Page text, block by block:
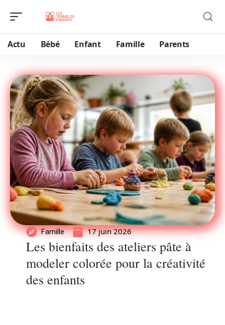
Actu Bébé Enfant Famille Parents
Famille 17 juin 2026
Les bienfaits des ateliers pâte à
modeler colorée pour la créativité
des enfants